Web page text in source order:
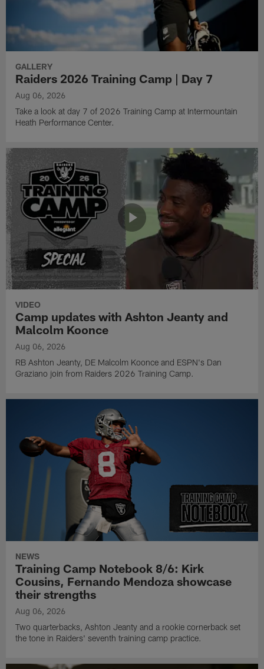
GALLERY
Raiders 2026 Training Camp | Day 7
Aug 06, 2026
Take a look at day 7 of 2026 Training Camp at Intermountain
Heath Performance Center.
VIDEO
Camp updates with Ashton Jeanty and
Malcolm Koonce
Aug 06, 2026
RB Ashton Jeanty, DE Malcolm Koonce and ESPN's Dan
Graziano join from Raiders 2026 Training Camp.
NEWS
Training Camp Notebook 8/6: Kirk
Cousins, Fernando Mendoza showcase
their strengths
Aug 06, 2026
Two quarterbacks, Ashton Jeanty and a rookie cornerback set
the tone in Raiders' seventh training camp practice.